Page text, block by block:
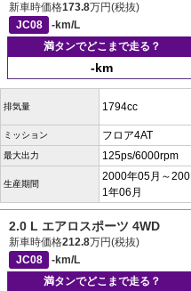
新車時価格173.8万円(税抜)
JC08
-km/L
満タンでどこまで走る？
-km
排気量 1794cc
ミッション フロア4AT
最大出力 125ps/6000rpm
生産期間
2000年05月～200
1年06月
2.0 L エアロスポーツ 4WD
新車時価格212.8万円(税抜)
JC08
-km/L
満タンでどこまで走る？